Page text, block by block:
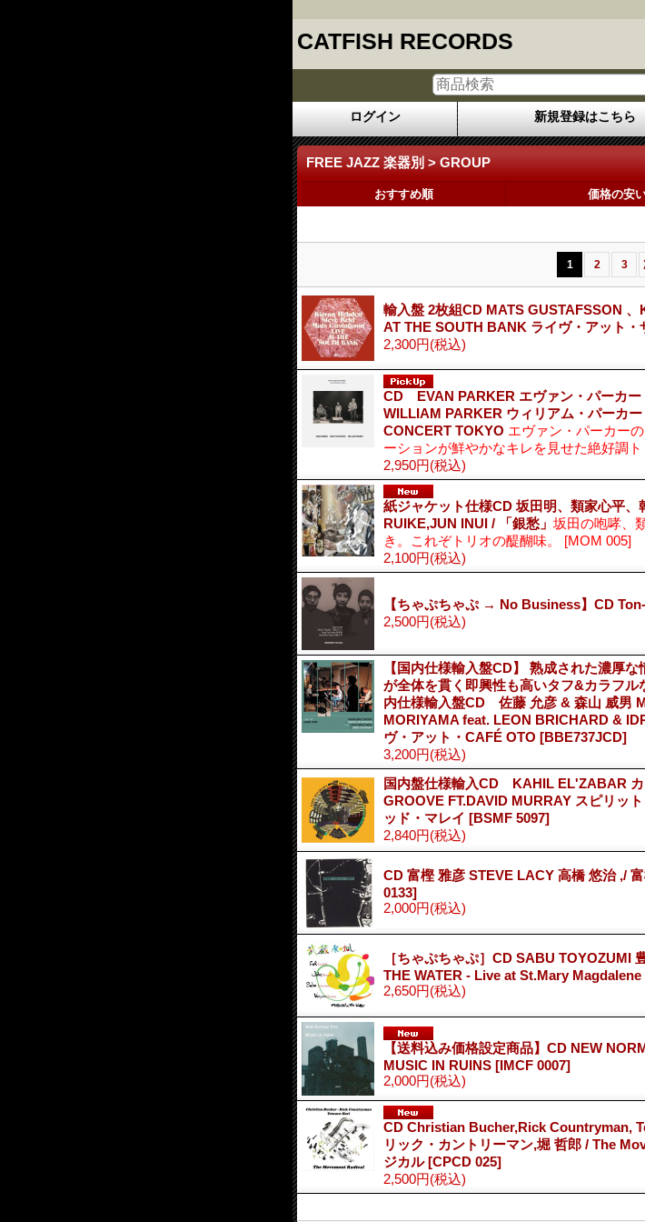
CATFISH RECORDS
ログイン 新規登録はこちら
FREE JAZZ 楽器別 > GROUP
おすすめ順 価格の安
1 2 3
輸入盤 2枚組CD MATS GUSTAFSSON
AT THE SOUTH BANK ライヴ・アット・
2,300円(税込)
CD EVAN PARKER エヴァン・パーカー
WILLIAM PARKER ウィリアム・パーカ
CONCERT TOKYO エヴァン・パーカー
ーションが鮮やかなキレを見せた絶好調
2,950円(税込)
紙ジャケット仕様CD 坂田明、類家心平
RUIKE,JUN INUI / 「銀愁」 坂田の咆哮、
き。これぞトリオの醍醐味。 [MOM 005]
2,100円(税込)
【ちゃぷちゃぷ → No Business】CD
2,500円(税込)
【国内仕様輸入盤CD】 熟成された濃厚
が全体を貫く即興性も高いタフ&カラフ
内仕様輸入盤CD 佐藤 允彦 & 森山 威男
MORIYAMA feat. LEON BRICHARD &
ヴ・アット・CAFÉ OTO [BBE737JCD]
3,200円(税込)
国内盤仕様輸入CD KAHIL EL'ZABAR カ
GROOVE FT.DAVID MURRAY スピリッ
ッド・マレイ [BSMF 5097]
2,840円(税込)
CD 富樫 雅彦 STEVE LACY 高橋 悠治 ,/
0133]
2,000円(税込)
［ちゃぷちゃぷ］CD SABU TOYOZUMI
THE WATER - Live at St.Mary
2,650円(税込)
【送料込み価格設定商品】CD NEW
MUSIC IN RUINS [IMCF 0007]
2,000円(税込)
CD Christian Bucher,Rick Countryman,
リック・カントリーマン,堀 哲郎 / The
ジカル[CPCD 025]
2,500円(税込)